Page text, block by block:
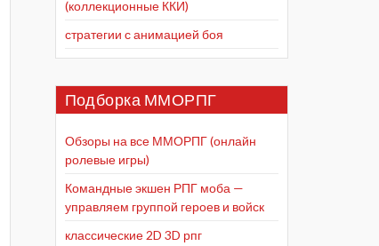
(коллекционные ККИ)
стратегии с анимацией боя
Подборка ММОРПГ
Обзоры на все ММОРПГ (онлайн
ролевые игры)
Командные экшен РПГ моба —
управляем группой героев и войск
классические 2D 3D рпг